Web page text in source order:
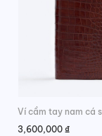
3,600,000 ₫